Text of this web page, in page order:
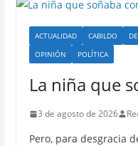
ACTUALIDAD CABILDO
OPINIÓN
POLÍTICA
La niña que
3 de agosto de 2026
Pero, para desgracia